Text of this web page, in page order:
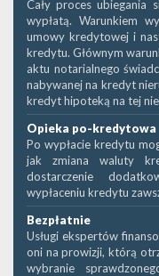
Cały proces ubiegania
wypłatą. Warunkiem
umowy kredytowej i
kredytu. Głównym
aktu notarialnego
nabywanej na kredyt
kredyt hipoteką na tej
Opieka po-kredytowa
Po wypłacie kredytu
jak zmiana waluty
dostarczenie
wypłaceniu kredytu
Bezpłatnie
Usługi ekspertów
oni na prowizji, którą
wybranie